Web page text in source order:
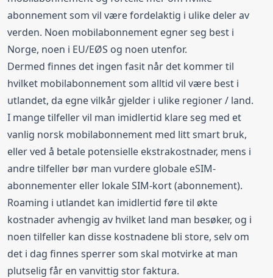
abonnement som vil være fordelaktig i ulike deler av
verden. Noen mobilabonnement egner seg best i
Norge, noen i EU/EØS og noen utenfor.
Dermed finnes det ingen fasit når det kommer til
hvilket mobilabonnement som alltid vil være best i
utlandet, da egne vilkår gjelder i ulike regioner / land.
I mange tilfeller vil man imidlertid klare seg med et
vanlig norsk mobilabonnement med litt smart bruk,
eller ved å betale potensielle ekstrakostnader, mens i
andre tilfeller bør man vurdere globale eSIM-
abonnementer eller lokale SIM-kort (abonnement).
Roaming i utlandet kan imidlertid føre til økte
kostnader avhengig av hvilket land man besøker, og i
noen tilfeller kan disse kostnadene bli store, selv om
det i dag finnes sperrer som skal motvirke at man
plutselig får en vanvittig stor faktura.